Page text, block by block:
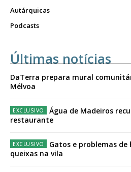
Autárquicas
Podcasts
Últimas notícias
DaTerra prepara mural
Mélvoa
Água de Madeiros
restaurante
Gatos e problemas
queixas na vila